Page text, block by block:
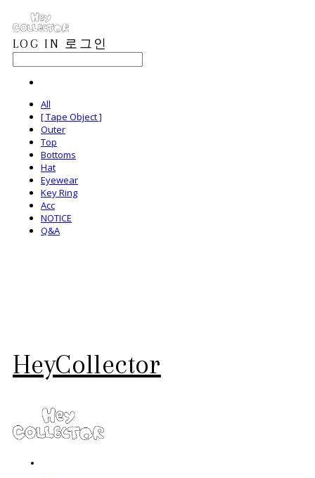
LOG IN 로그인
All
[ Tape Object ]
Outer
Top
Bottoms
Hat
Eyewear
Key Ring
Acc
NOTICE
Q&A
HeyCollector